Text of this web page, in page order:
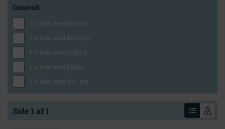
Generelt
Vis kun med billeder
Vis kun med filmklip
Vis kun med lydklip
Vis kun med kilder
Vis kun med geo-tag
Side 1 af 1